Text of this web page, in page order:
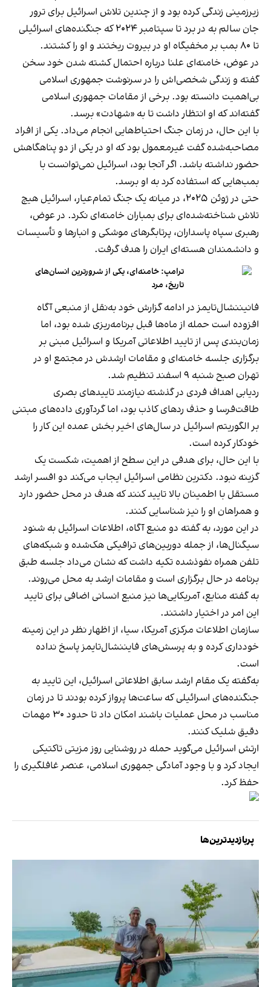
زیرزمینی زندگی کرده بود و از چندین تلاش اسرائیل برای ترور
جان سالم به در برد تا سپتامبر ۲۰۲۴ که جنگنده‌های اسرائیلی
تا ۸۰ بمب بر مخفیگاه او در بیروت ریختند و او را کشتند.
در عوض، خامنه‌ای علنا درباره احتمال کشته شدن خود سخن
گفته و زندگی شخصی‌اش را در سرنوشت جمهوری اسلامی
بی‌اهمیت دانسته بود. برخی از مقامات جمهوری اسلامی
گفته‌اند که او انتظار داشت تا به «شهادت» برسد.
با این حال، در زمان جنگ احتیاط‌هایی انجام می‌داد. یکی از افراد
مصاحبه‌شده گفت غیرمعمول بود که او در یکی از دو پناهگاهش
حضور نداشته باشد. اگر آنجا بود، اسرائیل نمی‌توانست با
بمب‌هایی که استفاده کرد به او برسد.
حتی در ژوئن ۲۰۲۵، در میانه یک جنگ تمام‌عیار، اسرائیل هیچ
تلاش شناخته‌شده‌ای برای بمباران خامنه‌ای نکرد. در عوض،
رهبری سپاه پاسداران، پرتابگرهای موشکی و انبارها و تأسیسات
و دانشمندان هسته‌ای ایران را هدف گرفت.
ترامپ: خامنه‌ای، یکی از شرورترین انسان‌های
تاریخ، مرد
فانیننشال‌تایمز در ادامه گزارش خود به‌نقل از منبعی آگاه
افزوده است حمله از ماه‌ها قبل برنامه‌ریزی شده بود، اما
زمان‌بندی پس از تایید اطلاعاتی آمریکا و اسرائیل مبنی بر
برگزاری جلسه خامنه‌ای و مقامات ارشدش در مجتمع او در
تهران صبح شنبه ۹ اسفند تنظیم شد.
ردیابی اهداف فردی در گذشته نیازمند تاییدهای بصری
طاقت‌فرسا و حذف ردهای کاذب بود، اما گردآوری داده‌های مبتنی
بر الگوریتم اسرائیل در سال‌های اخیر بخش عمده این کار را
خودکار کرده است.
با این حال، برای هدفی در این سطح از اهمیت، شکست یک
گزینه‌ نبود. دکترین نظامی اسرائیل ایجاب می‌کند دو افسر ارشد
مستقل با اطمینان بالا تایید کنند که هدف در محل حضور دارد
و همراهان او را نیز شناسایی کنند.
در این مورد، به گفته دو منبع آگاه، اطلاعات اسرائیل به شنود
سیگنال‌ها، از جمله دوربین‌های ترافیکی هک‌شده و شبکه‌های
تلفن همراه نفوذشده تکیه داشت که نشان می‌داد جلسه طبق
برنامه در حال برگزاری است و مقامات ارشد به محل می‌روند.
به گفته منابع، آمریکایی‌ها نیز منبع انسانی اضافی برای تایید
این امر در اختیار داشتند.
سازمان اطلاعات مرکزی آمریکا،‌ سیا، از اظهار نظر در این زمینه
خودداری کرده و به پرسش‌های فایننشال‌تایمز پاسخ نداده
است.
به‌گفته یک مقام ارشد سابق اطلاعاتی اسرائیل، این تایید به
جنگنده‌های اسرائیلی که ساعت‌ها پرواز کرده بودند تا در زمان
مناسب در محل عملیات باشند امکان داد تا حدود ۳۰ مهمات
دقیق شلیک کنند.
ارتش اسرائیل می‌گوید حمله در روشنایی روز مزیتی تاکتیکی
ایجاد کرد و با وجود آمادگی جمهوری اسلامی، عنصر غافلگیری را
حفظ کرد.
پربازدیدترین‌ها